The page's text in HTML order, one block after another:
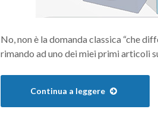
No, non è la domanda classica “che
rimando ad uno dei miei primi articoli
Continua a leggere